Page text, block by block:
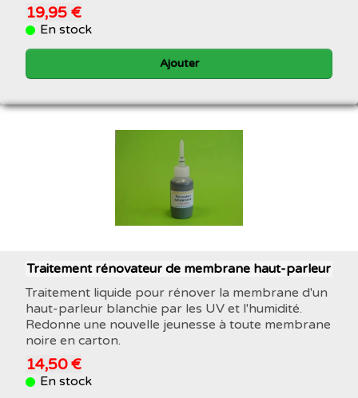
19,95 €
En stock
Ajouter
Traitement rénovateur de membrane haut-parleur
Traitement liquide pour rénover la membrane d'un
haut-parleur blanchie par les UV et l'humidité.
Redonne une nouvelle jeunesse à toute membrane
noire en carton.
14,50 €
En stock